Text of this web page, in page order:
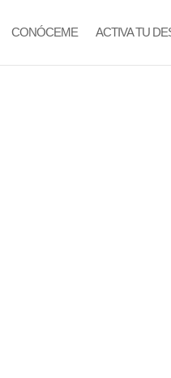
CONÓCEME ACTIVA TU